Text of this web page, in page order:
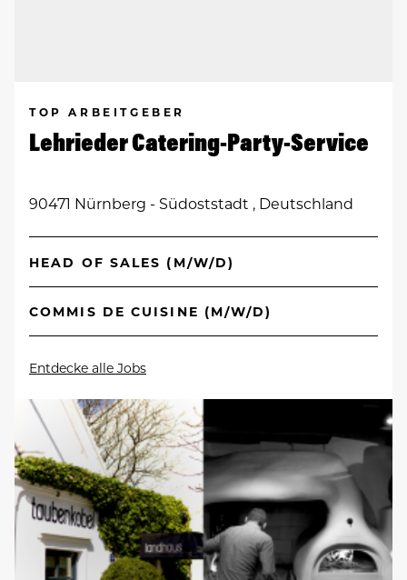
TOP ARBEITGEBER
Lehrieder Catering-Party-Service
90471 Nürnberg - Südoststadt , Deutschland
HEAD OF SALES (M/W/D)
COMMIS DE CUISINE (M/W/D)
Entdecke alle Jobs